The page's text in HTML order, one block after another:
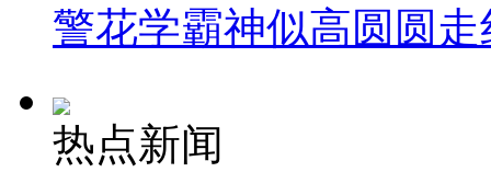
警花学霸神似高圆圆走
热点新闻